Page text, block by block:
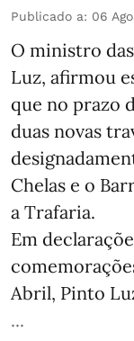
Publicado a: 06
O ministro
Luz, afirmou
que no prazo
duas novas
Chelas e o
a Trafaria.
Em
Abril, Pinto
...